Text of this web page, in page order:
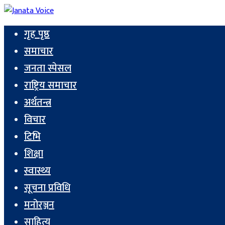
गृह पृष्ठ
समाचार
जनता स्पेसल
राष्ट्रिय समाचार
अर्थतन्त्र
विचार
टिभि
शिक्षा
स्वास्थ्य
सूचना प्रविधि
मनोरञ्जन